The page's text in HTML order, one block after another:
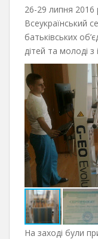
26-29 липня 2016
Всеукраїнський
батьківських
дітей та молоді з
На заході були